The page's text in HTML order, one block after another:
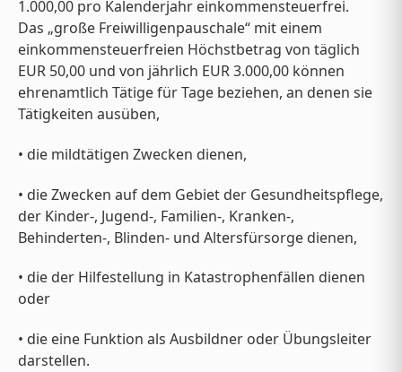
1.000,00 pro Kalenderjahr einkommensteuerfrei.
Das „große Freiwilligenpauschale“ mit einem
einkommensteuerfreien Höchstbetrag von täglich
EUR 50,00 und von jährlich EUR 3.000,00 können
ehrenamtlich Tätige für Tage beziehen, an denen sie
Tätigkeiten ausüben,
• die mildtätigen Zwecken dienen,
• die Zwecken auf dem Gebiet der Gesundheitspflege,
der Kinder-, Jugend-, Familien-, Kranken-,
Behinderten-, Blinden- und Altersfürsorge dienen,
• die der Hilfestellung in Katastrophenfällen dienen
oder
• die eine Funktion als Ausbildner oder Übungsleiter
darstellen.